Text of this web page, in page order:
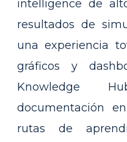
intelligence de
resultados de
una experiencia
gráficos y
Knowledge
documentación
rutas de